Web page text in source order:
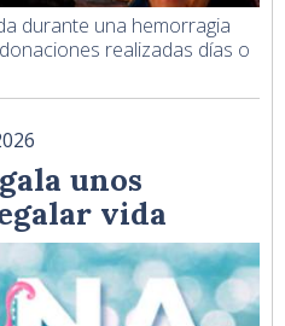
durante una hemorragia
realizadas días o
unos
vida